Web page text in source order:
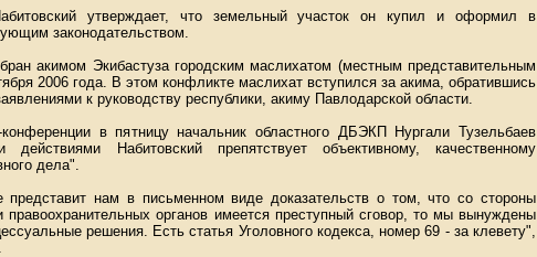
утверждает, что земельный участок он купил и оформил в
законодательством.
акимом Экибастуза городским маслихатом (местным представительным
2006 года. В этом конфликте маслихат вступился за акима, обратившись
к руководству республики, акиму Павлодарской области.
в пятницу начальник областного ДБЭКП Нургали Тузельбаев
Набитовский препятствует объективному, качественному
дела".
представит нам в письменном виде доказательств о том, что со стороны
правоохранительных органов имеется преступный сговор, то мы вынуждены
решения. Есть статья Уголовного кодекса, номер 69 - за клевету",